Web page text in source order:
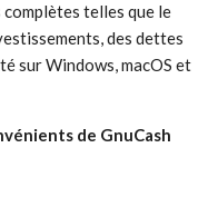
telles que le
des dettes
sur Windows, macOS et
de GnuCash